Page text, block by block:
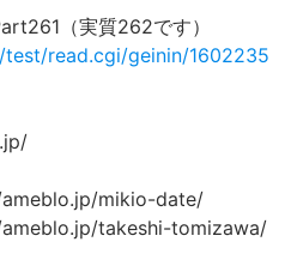
（実質262です）
read.cgi/geinin/1602235
mikio-date/
takeshi-tomizawa/